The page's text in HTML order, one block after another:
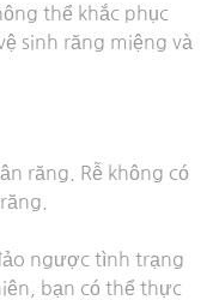
thể khắc phục
sinh răng miệng và
răng. Rễ không có
ngược tình trạng
bạn có thể thực